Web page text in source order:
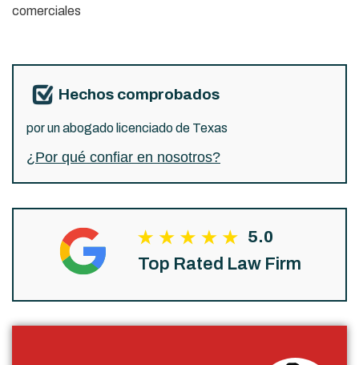
comerciales
Hechos comprobados
por un abogado licenciado de Texas
¿Por qué confiar en nosotros?
5.0
Top Rated Law Firm